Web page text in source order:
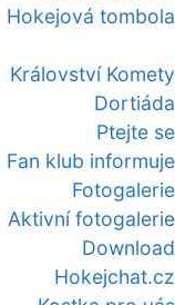
Hokejová tombola
Království Komety
Dortiáda
Ptejte se
Fan klub informuje
Fotogalerie
Aktivní fotogalerie
Download
Hokejchat.cz